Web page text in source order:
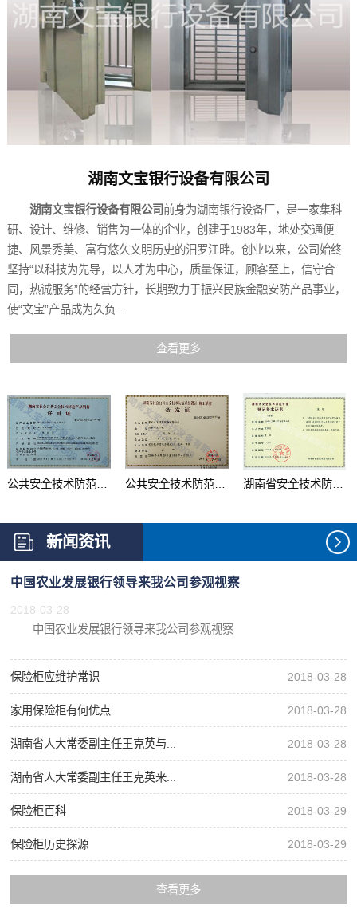
湖南文宝银行设备有限公司
湖南文宝银行设备有限公司前身为湖南银行设备厂，是一家集科
研、设计、维修、销售为一体的企业，创建于1983年，地处交通便
捷、风景秀美、富有悠久文明历史的汨罗江畔。创业以来，公司始终
坚持“以科技为先导，以人才为中心，质量保证，顾客至上，信守合
同，热诚服务”的经营方针，长期致力于振兴民族金融安防产品事业，
使“文宝”产品成为久负...
查看更多
公共安全技术防范产品... 公共安全技术防范系统... 湖南省安全技术防范行...
新闻资讯
中国农业发展银行领导来我公司参观视察
2018-03-28
中国农业发展银行领导来我公司参观视察
保险柜应维护常识 2018-03-28
家用保险柜有何优点 2018-03-28
湖南省人大常委副主任王克英与... 2018-03-28
湖南省人大常委副主任王克英来... 2018-03-28
保险柜百科 2018-03-29
保险柜历史探源 2018-03-29
查看更多